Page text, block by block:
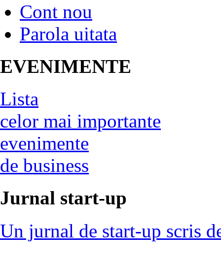
Cont nou
Parola uitata
EVENIMENTE
Lista
celor mai importante
evenimente
de business
Jurnal start-up
Un jurnal de start-up scris